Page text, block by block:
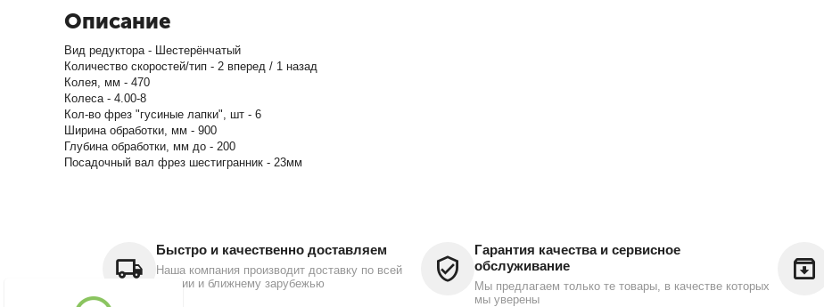
Описание
Вид редуктора - Шестерёнчатый
Количество скоростей/тип - 2 вперед / 1 назад
Колея, мм - 470
Колеса - 4.00-8
Кол-во фрез "гусиные лапки", шт - 6
Ширина обработки, мм - 900
Глубина обработки, мм до - 200
Посадочный вал фрез шестигранник - 23мм
Быстро и качественно доставляем
Наша компания производит доставку по всей
России и ближнему зарубежью
Гарантия качества и сервисное
обслуживание
Мы предлагаем только те товары, в качестве которых
мы уверены